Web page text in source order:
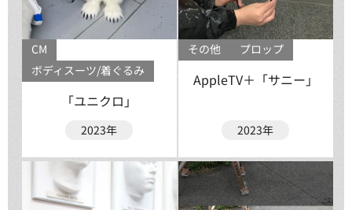
CM
ボディスーツ/着ぐるみ
「ユニクロ」
2023年
その他 プロップ
AppleTV＋「サニー」
2023年